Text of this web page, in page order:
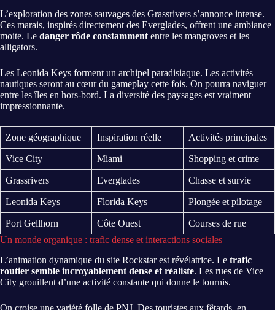
L’exploration des zones sauvages des Grassrivers s’annonce intense.
Ces marais, inspirés directement des Everglades, offrent une ambiance
moite. Le danger rôde constamment entre les mangroves et les
alligators.
Les Leonida Keys forment un archipel paradisiaque. Les activités
nautiques seront au cœur du gameplay cette fois. On pourra naviguer
entre les îles en hors-bord. La diversité des paysages est vraiment
impressionnante.
Zone géographique Inspiration réelle Activités principales
Vice City Miami Shopping et crime
Grassrivers Everglades Chasse et survie
Leonida Keys Florida Keys Plongée et pilotage
Port Gellhorn Côte Ouest
Courses de rue
Un monde organique : trafic dense et interactions sociales
L’animation dynamique du site Rockstar est révélatrice. Le trafic
routier semble incroyablement dense et réaliste. Les rues de Vice
City grouillent d’une activité constante qui donne le tournis.
On croise une variété folle de PNJ. Des touristes aux fêtards, en